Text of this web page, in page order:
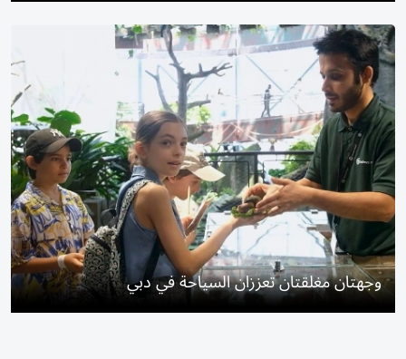
وجهتان مغلقتان تعززان السياحة في دبي